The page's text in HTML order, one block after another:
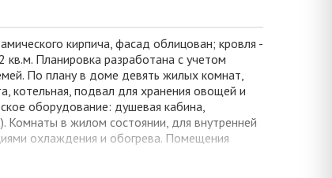
кирпича, фасад облицован; кровля -
Планировка разработана с учетом
По плану в доме девять жилых комнат,
котельная, подвал для хранения овощей и
оборудование: душевая кабина,
Комнаты в жилом состоянии, для внутренней
охлаждения и обогрева. Помещения